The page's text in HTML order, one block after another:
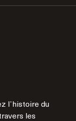
l’histoire du
les